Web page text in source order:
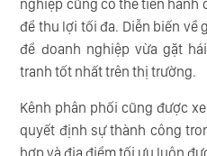
nghiệp cũng có thể tiến hành
để thu lợi tối đa. Diễn biến về
để doanh nghiệp vừa gặt
tranh tốt nhất trên thị trường.
Kênh phân phối cũng được
quyết định sự thành công